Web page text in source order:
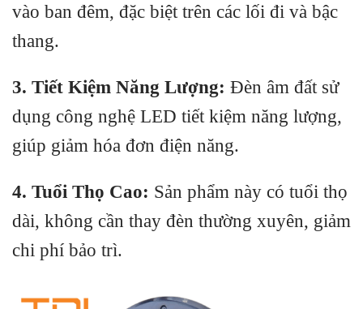
vào ban đêm, đặc biệt trên các lối đi và bậc
thang.
3. Tiết Kiệm Năng Lượng: Đèn âm đất sử
dụng công nghệ LED tiết kiệm năng lượng,
giúp giảm hóa đơn điện năng.
4. Tuổi Thọ Cao: Sản phẩm này có tuổi thọ
dài, không cần thay đèn thường xuyên, giảm
chi phí bảo trì.